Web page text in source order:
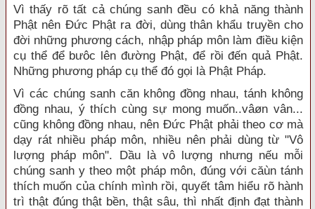
Vì thấy rõ tất cả chúng sanh đều có khả năng thành
Phật nên Đức Phật ra đời, dùng thân khẩu truyền cho
đời những phương cách, nhập pháp môn làm điều kiện
cụ thể để bưôc lên đường Phật, để rồi đến quả Phật.
Những phương pháp cụ thể đó gọi là Phật Pháp.
Vì các chúng sanh căn không đồng nhau, tánh không
đồng nhau, ý thích cùng sự mong muốn..vâøn vân...
cũng không đồng nhau, nên Đức Phật phải theo cơ mà
dạy rát nhiều pháp môn, nhiều nên phải dùng từ "Vô
lượng pháp môn". Dầu là vô lượng nhưng nếu mỗi
chúng sanh y theo một pháp môn, đúng với căùn tánh
thích muốn của chính mình rồi, quyết tâm hiểu rõ hành
trì thật đúng thật bền, thật sâu, thì nhất định đạt thành